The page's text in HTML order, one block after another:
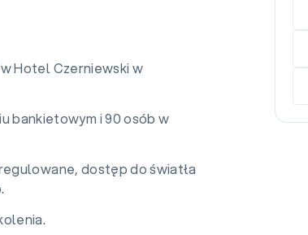
Hotel Czerniewski w
bankietowym i 90 osób w
dostęp do światła